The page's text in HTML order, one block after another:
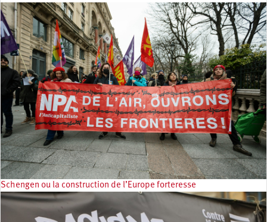
Schengen ou la construction de l’Europe forteresse